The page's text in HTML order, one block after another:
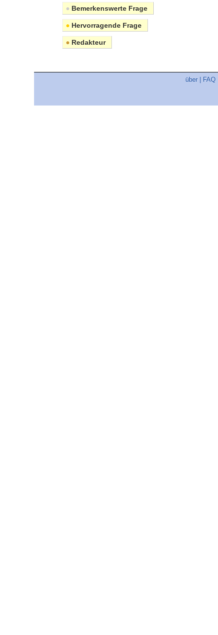
● Bemerkenswerte Frage
● Hervorragende Frage
● Redakteur
über FAQ